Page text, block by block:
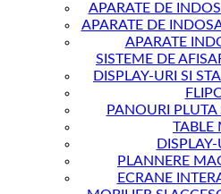
APARATE DE
APARATE DE
APARATE
SISTEME DE
DISPLAY-URI SI
PANOURI PLUTA
TABLE
PLANNERE
ECRANE